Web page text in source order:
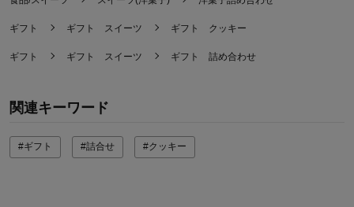
ギフト ギフト スイーツ ギフト クッキー
ギフト ギフト スイーツ ギフト 詰め合わせ
関連キーワード
#ギフト #詰合せ #クッキー